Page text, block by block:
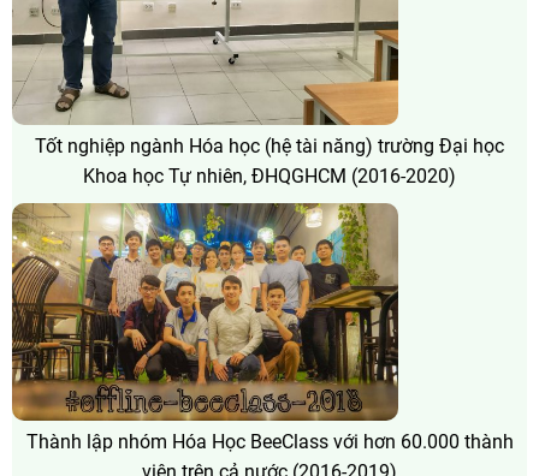
Tốt nghiệp ngành Hóa học (hệ tài năng) trường Đại học
Khoa học Tự nhiên, ĐHQGHCM (2016-2020)
Thành lập nhóm Hóa Học BeeClass với hơn 60.000 thành
viên trên cả nước (2016-2019)